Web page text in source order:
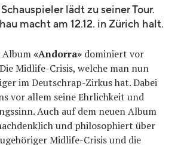
lädt zu seiner Tour.
macht am 12.12. in Zürich halt.
Album«Andorra» dominiert vor
Midlife-Crisis, welche man nun
im Deutschrap-Zirkus hat. Dabei
vor allem seine Ehrlichkeit und
Auch auf dem neuen Album
und philosophiert über
Midlife-Crisis und die